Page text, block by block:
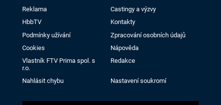
Reklama
Castingy a výzvy
HbbTV
Kontakty
Podmínky užívání
Zpracování osobních údajů
Cookies
Nápověda
Vlastník FTV Prima spol. s
r.o.
Redakce
Nahlásit chybu Nastavení soukromí